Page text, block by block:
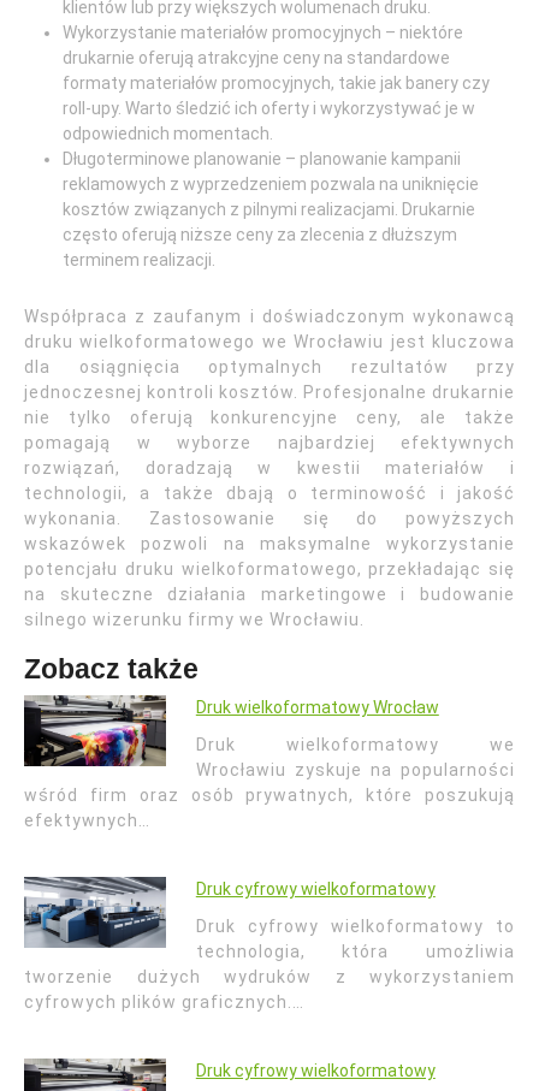
klientów lub przy większych wolumenach druku.
Wykorzystanie materiałów promocyjnych – niektóre
drukarnie oferują atrakcyjne ceny na standardowe
formaty materiałów promocyjnych, takie jak banery czy
roll-upy. Warto śledzić ich oferty i wykorzystywać je w
odpowiednich momentach.
Długoterminowe planowanie – planowanie kampanii
reklamowych z wyprzedzeniem pozwala na uniknięcie
kosztów związanych z pilnymi realizacjami. Drukarnie
często oferują niższe ceny za zlecenia z dłuższym
terminem realizacji.
Współpraca z zaufanym i doświadczonym wykonawcą
druku wielkoformatowego we Wrocławiu jest kluczowa
dla osiągnięcia optymalnych rezultatów przy
jednoczesnej kontroli kosztów. Profesjonalne drukarnie
nie tylko oferują konkurencyjne ceny, ale także
pomagają w wyborze najbardziej efektywnych
rozwiązań, doradzają w kwestii materiałów i
technologii, a także dbają o terminowość i jakość
wykonania. Zastosowanie się do powyższych
wskazówek pozwoli na maksymalne wykorzystanie
potencjału druku wielkoformatowego, przekładając się
na skuteczne działania marketingowe i budowanie
silnego wizerunku firmy we Wrocławiu.
Zobacz także
Druk wielkoformatowy Wrocław
Druk wielkoformatowy we
Wrocławiu zyskuje na popularności
wśród firm oraz osób prywatnych, które poszukują
efektywnych…
Druk cyfrowy wielkoformatowy
Druk cyfrowy wielkoformatowy to
technologia, która umożliwia
tworzenie dużych wydruków z wykorzystaniem
cyfrowych plików graficznych.…
Druk cyfrowy wielkoformatowy